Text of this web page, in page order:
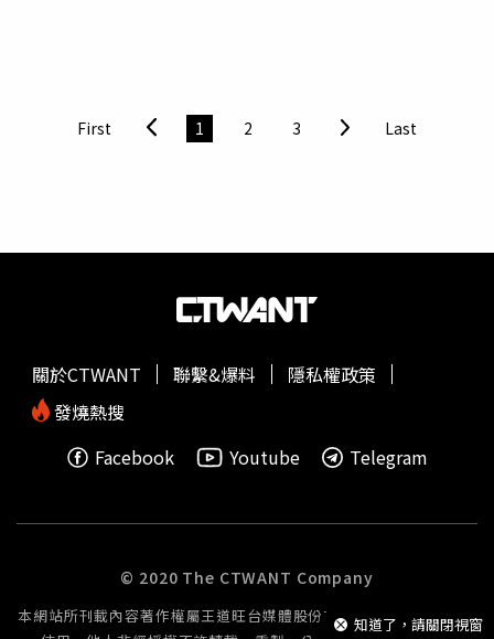
居海外，她特別強調：「我還是會住在台北，會和大家見
面。」她在電梯口會合沈玉琳，對他暖心感謝：「謝謝你站
Melody變魔術、大笑、入圍金鐘獎穿搭等瞬間。馬力歐特
他對家庭的看法，「妳展現無比的深度，妳的話我聽進去
了，我用妳的建議去疼愛他們」，一席真性情發表，讓
獨她錄製鬼故事單元，每集都被嚇到花容失色，甚至尖叫飆
淚嚇到逃離攝影棚，而手中用來安撫的艾草，也從暖暖包一
「你每次裝鬼嚇我，我晚上都嚇得不敢睡覺，還去找氣功師
上的長輩放開心吃喝，她一個瞬間沈玉琳上身，脫口：「快
喝快喝，沒關係，老婆在旁邊，反正男人就是上面有想法，
下面沒辦法！」逗得在場叔叔、伯伯笑得東倒西歪。沈玉琳
First 1 2 3 Last
知道了，請關閉視窗
關於CTWANT 聯繫&爆料
隱私權政策
發燒熱搜
Facebook
Youtube Telegram
© 2020 The CTWANT Company
本網站所刊載內容著作權屬王道旺台媒體股份有限公司所有或經授權